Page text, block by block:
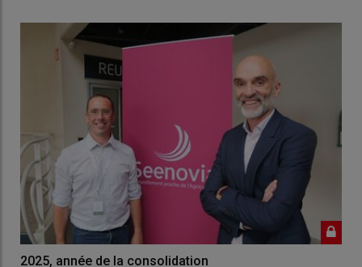
2025, année de la consolidation